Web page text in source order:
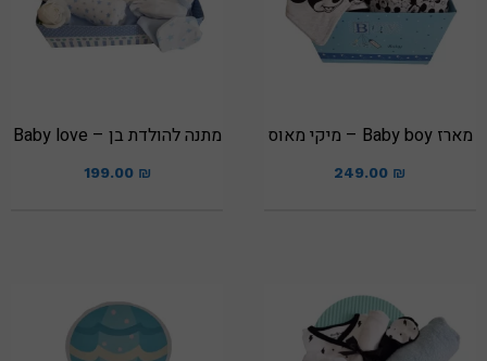
מארז Baby boy – מיקי מאוס
249.00 ₪
מתנה להולדת בן – Baby love
199.00 ₪